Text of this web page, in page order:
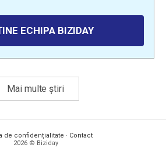
ECHIPA BIZIDAY
Mai multe știri
de confidențialitate · Contact
2026 © Biziday